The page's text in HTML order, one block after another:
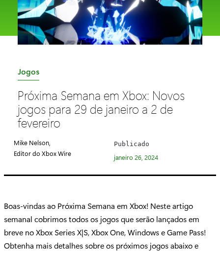
C
t
e
g
r
a
Jogos
Próxima Semana em Xbox: Novos
jogos para 29 de janeiro a 2 de
fevereiro
Mike Nelson,
Editor do Xbox Wire
Publicado
janeiro 26, 2024
Boas-vindas ao Próxima Semana em Xbox! Neste artigo
semanal cobrimos todos os jogos que serão lançados em
breve no Xbox Series X|S, Xbox One, Windows e Game Pass!
Obtenha mais detalhes sobre os próximos jogos abaixo e